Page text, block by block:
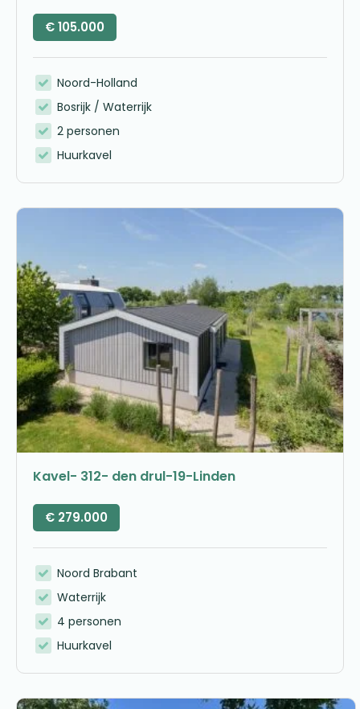
€105.000
Noord-Holland
Bosrijk / Waterrijk
2 personen
Huurkavel
Kavel- 312- den drul-19-Linden
€ 279.000
Noord Brabant
Waterrijk
4 personen
Huurkavel